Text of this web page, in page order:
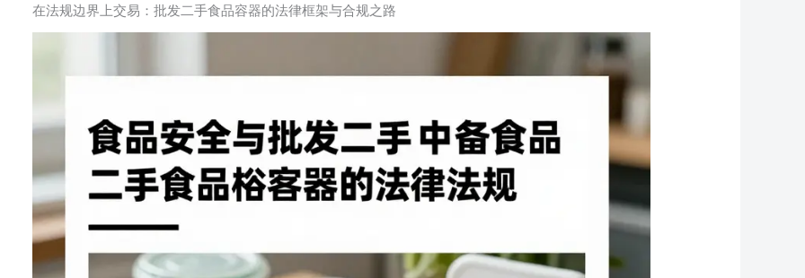
在法规边界上交易：批发二手食品容器的法律框架与合规之路